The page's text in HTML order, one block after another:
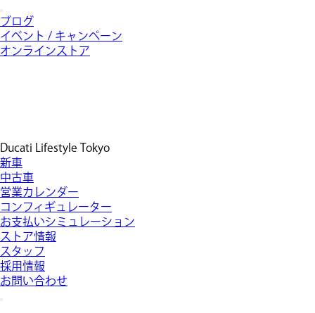
ブログ
イベント / キャンペーン
オンラインストア
Ducati Lifestyle Tokyo
新車
中古車
営業カレンダー
コンフィギュレーター
お支払いシミュレーション
ストア情報
スタッフ
採用情報
お問い合わせ